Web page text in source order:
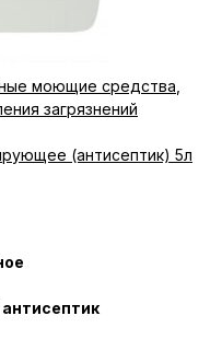
моющие средства
загрязнений
(антисептик) 5л